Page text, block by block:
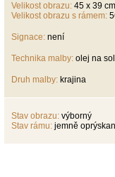
Velikost obrazu: 45 x 39 cm
Velikost obrazu s rámem:
Signace: není
Technika malby: olej na
Druh malby: krajina
Stav obrazu: výborný
Stav rámu: jemně